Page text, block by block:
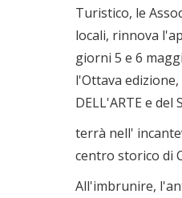
Turistico, le
locali, rinnova
giorni 5 e 6
l'Ottava edizione,
DELL'ARTE e del
terrà nell'
centro storico di
All'imbrunire,